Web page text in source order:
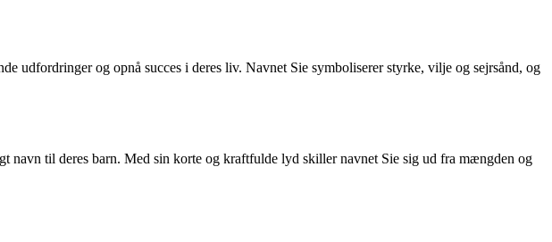
udfordringer og opnå succes i deres liv. Navnet Sie symboliserer styrke, vilje og sejrsånd, og
navn til deres barn. Med sin korte og kraftfulde lyd skiller navnet Sie sig ud fra mængden og